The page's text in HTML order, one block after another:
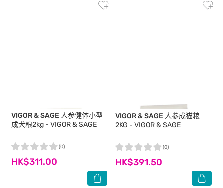
VIGOR & SAGE 人参健体小型
成犬粮2kg - VIGOR & SAGE
HK$311.00
(0)
VIGOR & SAGE 人参成猫粮
2KG - VIGOR & SAGE
HK$391.50
(0)